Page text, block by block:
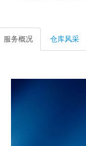
服务概况 仓库风采